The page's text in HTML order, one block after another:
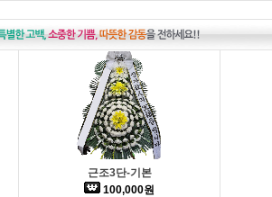
근조3단-기본
100,000원